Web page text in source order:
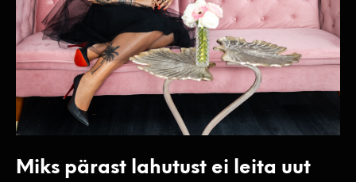
Miks pärast lahutust ei leita uut